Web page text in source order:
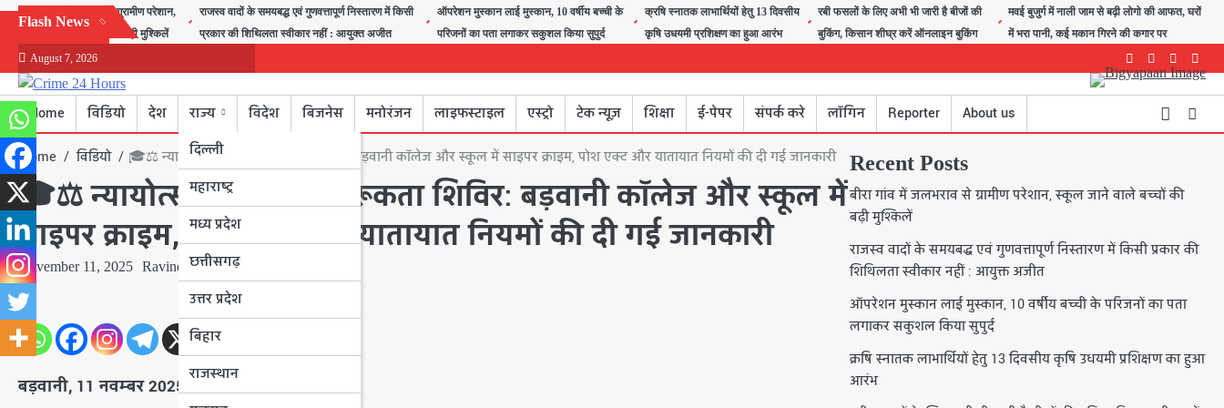
Skip
content
Flash News
बीरा गांव में जलभराव से ग्रामीण परेशान,
स्कूल जाने वाले बच्चों की बढ़ी मुश्किलें
राजस्व वादों के समयबद्ध एवं गुणवत्तापूर्ण निस्तारण में किसी
प्रकार की शिथिलता स्वीकार नहीं : आयुक्त अजीत
ऑपरेशन मुस्कान लाई मुस्कान, 10 वर्षीय बच्ची के
परिजनों का पता लगाकर सकुशल किया सुपुर्द
क्रषि स्नातक लाभार्थियों हेतु 13 दिवसीय
कृषि उधयमी प्रशिक्षण का हुआ आरंभ
रबी फसलों के लिए अभी भी जारी है बीजों की
बुकिंग, किसान शीघ्र करें ऑनलाइन बुकिंग
मवई बुजुर्ग में नाली जाम से बढ़ी लोगो की आफत, घरों
में भरा पानी, कई मकान गिरने की कगार पर
August 7, 2026 Facebook
Instagram
youtube
Home विडियो देश
राज्य
दिल्ली
महाराष्ट्र
मध्य प्रदेश
छत्तीसगढ़
उत्तर प्रदेश
बिहार
राजस्थान
विदेश बिजनेस मनोरंजन लाइफस्टाइल एस्ट्रो टेक न्यूज़ शिक्षा ई-पेपर संपर्क करे लॉगिन Reporter About us
Home विडियो 🎓⚖️ न्यायोत्सव विधिक जागरूकता शिविर: बड़वानी कॉलेज और स्कूल में साइपर क्राइम, पोश एक्ट और यातायात नियमों की दी गई जानकारी
🎓⚖️ न्यायोत्सव विधिक जागरूकता शिविर: बड़वानी कॉलेज और स्कूल में
साइपर क्राइम, पोश एक्ट और यातायात नियमों की दी गई जानकारी
November 11, 2025 Ravindra Nagar
बड़वानी, 11 नवम्बर 2025।
Recent Posts
बीरा गांव में जलभराव से ग्रामीण परेशान, स्कूल जाने वाले बच्चों की
बढ़ी मुश्किलें
राजस्व वादों के समयबद्ध एवं गुणवत्तापूर्ण निस्तारण में किसी प्रकार की
शिथिलता स्वीकार नहीं : आयुक्त अजीत
ऑपरेशन मुस्कान लाई मुस्कान, 10 वर्षीय बच्ची के परिजनों का पता
लगाकर सकुशल किया सुपुर्द
क्रषि स्नातक लाभार्थियों हेतु 13 दिवसीय कृषि उधयमी प्रशिक्षण का हुआ
आरंभ